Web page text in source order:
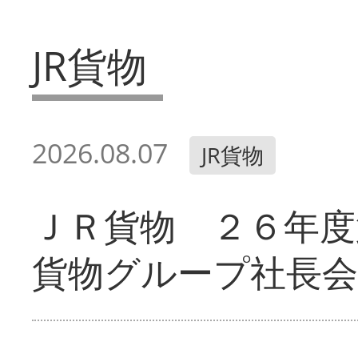
JR貨物
2026.08.07 JR貨物
ＪＲ貨物 ２６年
貨物グループ社長